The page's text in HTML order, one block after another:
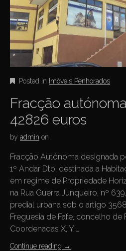
Posted in Imóveis Penhorados
Fracção
42826 euros
by admin on
Fracção Autónoma designada
1º Andar Dto, destinada a
em regime de Propriedade
na Rua Guerra Junqueiro, nº
predial urbana sob o artigo
Freguesia de Fafe, concelho de
Coordenadas X, Y:…
Continue reading →